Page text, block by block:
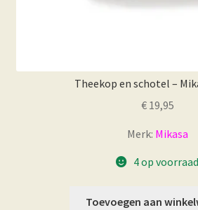
Theekop en schotel –
€19,95
Merk: Mikasa
4 op voorraad
Toevoegen aan